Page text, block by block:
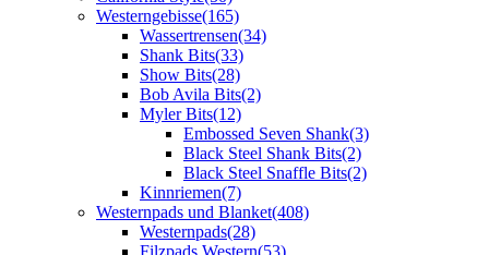
Westerngebisse(165)
Wassertrensen(34)
Shank Bits(33)
Show Bits(28)
Bob Avila Bits(2)
Myler Bits(12)
Embossed Seven Shank(3)
Black Steel Shank Bits(2)
Black Steel Snaffle Bits(2)
Kinnriemen(7)
Westernpads und Blanket(408)
Westernpads(28)
Filzpads Western(53)